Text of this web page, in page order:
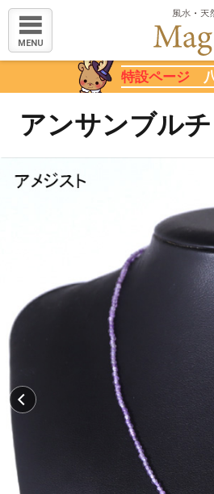
MENU
特設ページ
アンサンブル